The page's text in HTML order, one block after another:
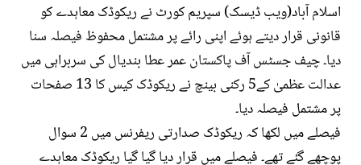
اسلام آباد(ویب ڈیسک) سپریم کورٹ نے ریکوڈک معاہدے کو
قانونی قرار دیتے ہوئے اپنی رائے پر مشتمل محفوظ فیصلہ سنا
دیا۔ چیف جسٹس آف پاکستان عمر عطا بندیال کی سربراہی میں
عدالت عظمیٰ کے5 رکنی بینچ نے ریکوڈک کیس کا 13 صفحات
پر مشتمل فیصلہ دیا۔
فیصلے میں لکھا کہ ریکوڈک صدارتی ریفرنس میں 2 سوال
پوچھے گئے تھے۔ فیصلے میں قرار دیا گیا گیا ریکوڈک معاہدے